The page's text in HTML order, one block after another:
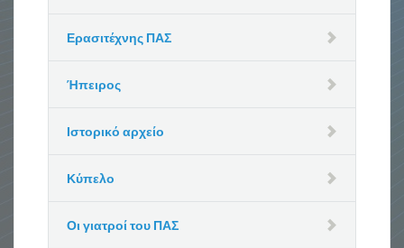
Ερασιτέχνης ΠΑΣ
Ήπειρος
Ιστορικό αρχείο
Κύπελο
Οι γιατροί του ΠΑΣ